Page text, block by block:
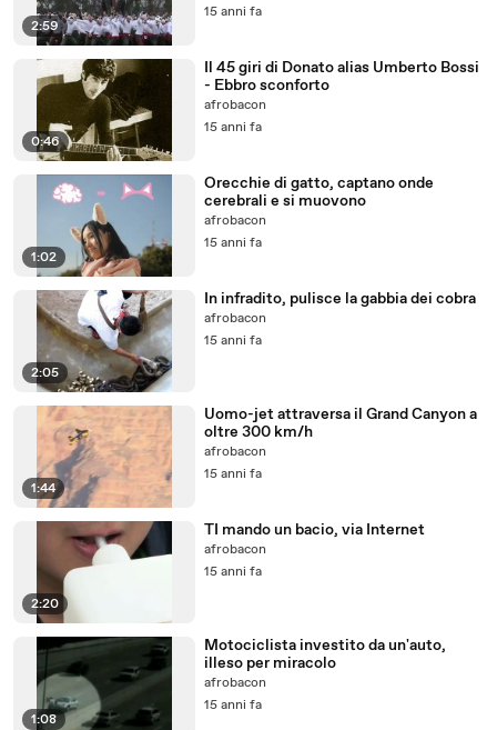
2:59
15 anni fa
0:46
Il 45 giri di Donato alias Umberto Bossi
- Ebbro sconforto
afrobacon
15 anni fa
1:02
Orecchie di gatto, captano onde
cerebrali e si muovono
afrobacon
15 anni fa
2:05
In infradito, pulisce la gabbia dei cobra
afrobacon
15 anni fa
1:44
Uomo-jet attraversa il Grand Canyon a
oltre 300 km/h
afrobacon
15 anni fa
2:20
TI mando un bacio, via Internet
afrobacon
15 anni fa
1:08
Motociclista investito da un'auto,
illeso per miracolo
afrobacon
15 anni fa